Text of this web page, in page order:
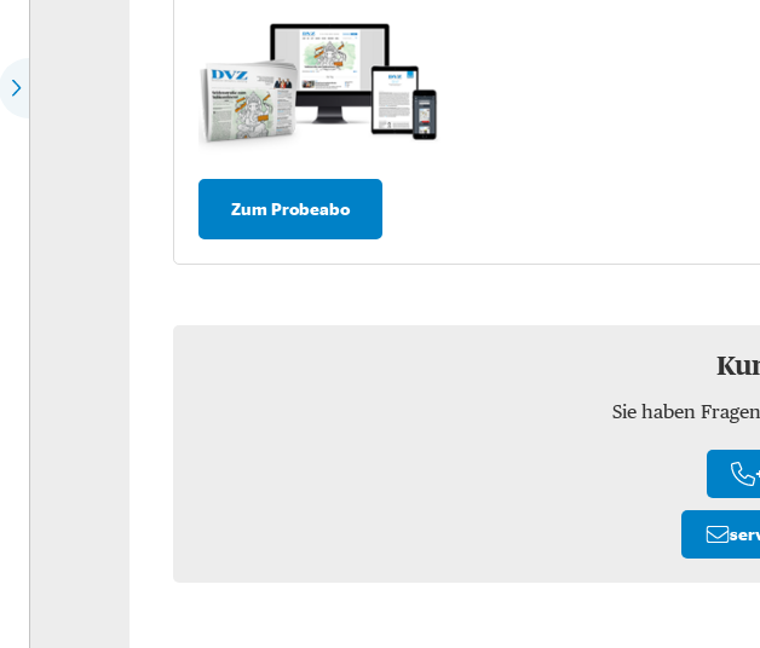
Dossier: Future of commerce
Dossier: Defence Logistics
Dossier: Antriebswende
Umfrage: Nachhaltigkeit in
der Logistik
Zum Probeabo
Sie haben